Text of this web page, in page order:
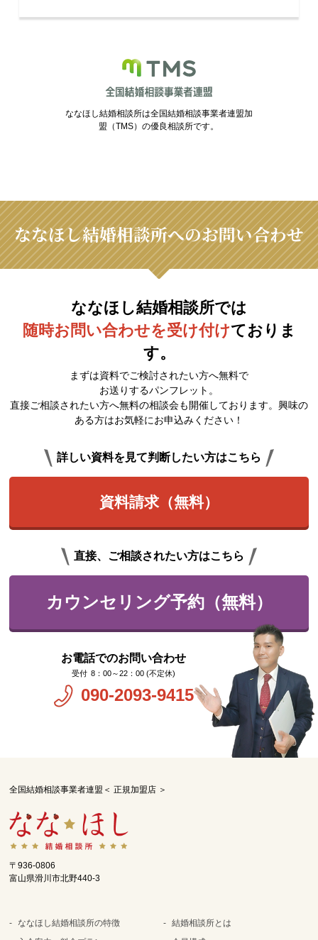
ななほし結婚相談所は全国結婚相談事業者連盟加
盟（TMS）の優良相談所です。
ななほし結婚相談所へのお問い合わせ
ななほし結婚相談所では
随時お問い合わせを受け付けておりま
す。
まずは資料でご検討されたい方へ無料で
お送りするパンフレット。
直接ご相談されたい方へ無料の相談会も開催しております。興味の
ある方はお気軽にお申込みください！
詳しい資料を見て判断したい方はこちら
資料請求（無料）
直接、ご相談されたい方はこちら
カウンセリング予約（無料）
お電話でのお問い合わせ
8：00～22：00 (不定休)
090-2093-9415
全国結婚相談事業者連盟＜ 正規加盟店 ＞
〒936-0806
富山県滑川市北野440-3
ななほし結婚相談所の特徴
結婚相談所とは